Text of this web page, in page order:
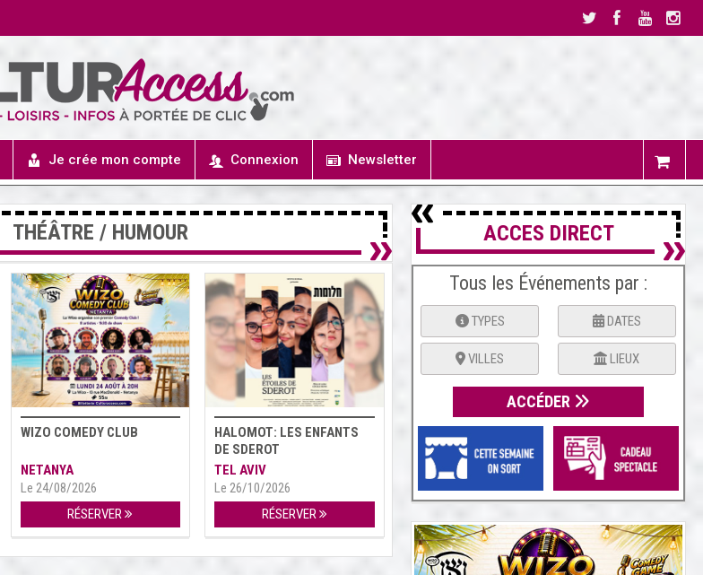
Je crée mon compte Connexion Newsletter
THÉÂTRE / HUMOUR
WIZO COMEDY CLUB
NETANYA
Le 24/08/2026
RÉSERVER
HALOMOT: LES ENFANTS
DE SDEROT
TEL AVIV
Le 26/10/2026
RÉSERVER
ACCES DIRECT
Tous les Événements par :
TYPES DATES
VILLES LIEUX
ACCÉDER